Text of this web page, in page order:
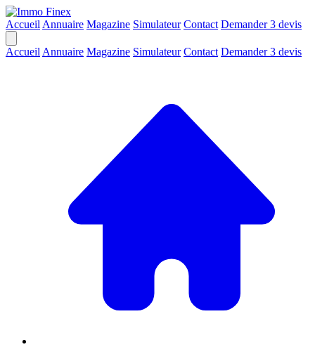
Accueil Annuaire Magazine Simulateur Contact Demander 3 devis
Accueil Annuaire Magazine Simulateur Contact Demander 3 devis